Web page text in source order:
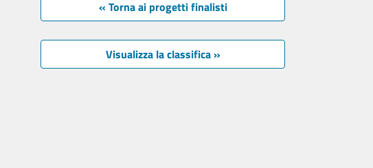
« Torna ai progetti finalisti
Visualizza la classifica »